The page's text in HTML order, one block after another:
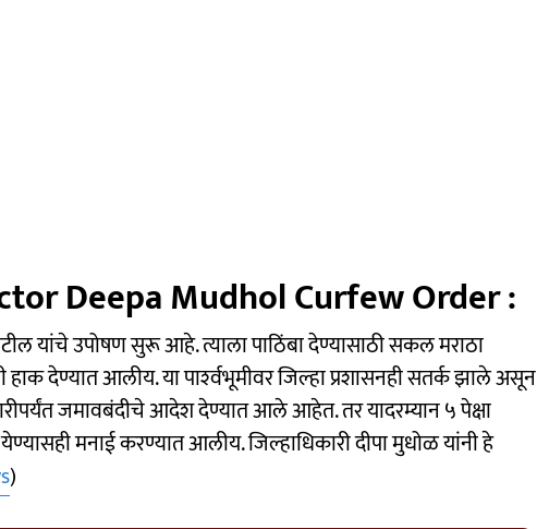
Deepa Mudhol Curfew Order :
यांचे उपोषण सुरू आहे. त्याला पाठिंबा देण्यासाठी सकल मराठा
हाक देण्यात आलीय. या पार्श्‍वभूमीवर जिल्हा प्रशासनही सतर्क झाले असून
जमावबंदीचे आदेश देण्यात आले आहेत. तर यादरम्यान ५ पेक्षा
मनाई करण्यात आलीय. जिल्हाधिकारी दीपा मुधोळ यांनी हे
)